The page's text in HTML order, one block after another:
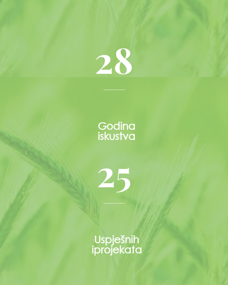
28
-------
Godina
iskustva
25
-------
Uspješnih
iprojekata